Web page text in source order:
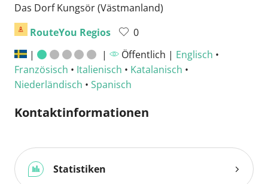
Das Dorf Kungsör (Västmanland)
RouteYou Regios
0
|
| Öffentlich | Englisch •
Französisch • Italienisch • Katalanisch •
Niederländisch • Spanisch
Kontaktinformationen
Statistiken